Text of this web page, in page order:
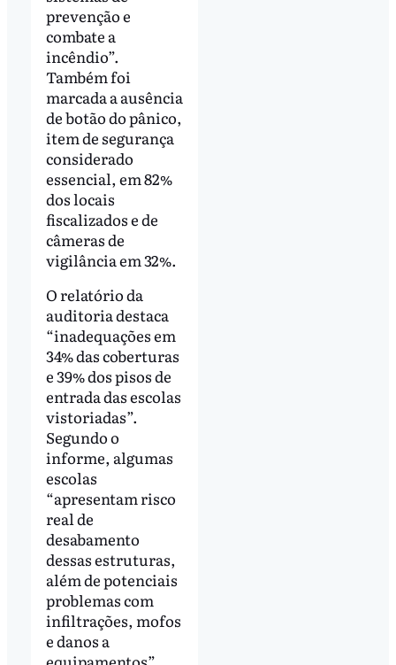
prevenção e
combate a
incêndio”.
Também foi
marcada a ausência
de botão do pânico,
item de segurança
considerado
essencial, em 82%
dos locais
fiscalizados e de
câmeras de
vigilância em 32%.
O relatório da
auditoria destaca
“inadequações em
34% das coberturas
e 39% dos pisos de
entrada das escolas
vistoriadas”.
Segundo o
informe, algumas
escolas
“apresentam risco
real de
desabamento
dessas estruturas,
além de potenciais
problemas com
infiltrações, mofos
e danos a